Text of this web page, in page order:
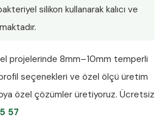
silikon kullanarak kalıcı ve
projelerinde 8mm–10mm temperli
seçenekleri ve özel ölçü üretim
özel çözümler üretiyoruz. Ücretsiz
57